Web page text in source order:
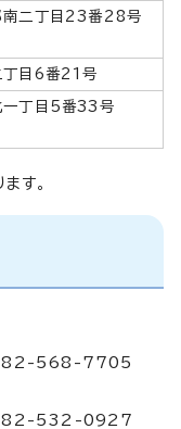
南二丁目23番28号
丁目6番21号
一丁目5番33号
す。
：082-568-7705
：082-532-0927